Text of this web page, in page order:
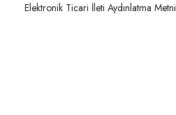
Elektronik Ticari İleti Aydınlatma Metni